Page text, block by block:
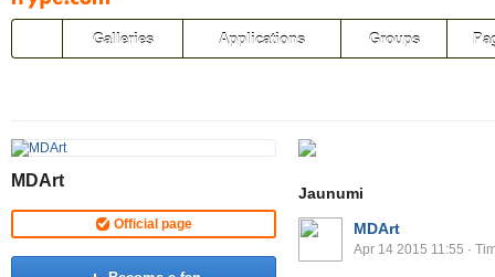
uz
saturu
Galleries Applications Groups
MDArt
Official page
Jaunumi
MDArt
Apr 14 2015 11:55 ·